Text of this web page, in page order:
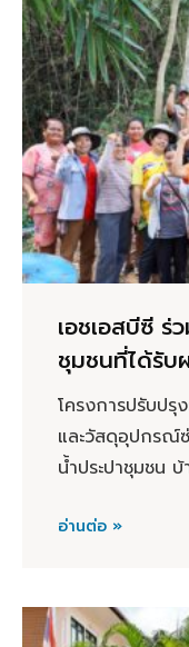
เอชเอสบีซี
ชุมชนที่ได้รับ
โครงการปรับปรุ
และวัสดุอุปกรณ์
น้ำประปาชุมชน
อ่านต่อ »